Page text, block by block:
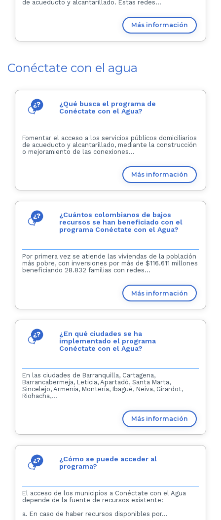
de acueducto y alcantarillado. Estas redes...
Más información
Conéctate con el agua
¿Qué busca el programa de
Conéctate con el Agua?
Fomentar el acceso a los servicios públicos domiciliarios
de acueducto y alcantarillado, mediante la construcción
o mejoramiento de las conexiones...
Más información
¿Cuántos colombianos de bajos
recursos se han beneficiado con el
programa Conéctate con el Agua?
Por primera vez se atiende las viviendas de la población
más pobre, con inversiones por más de $116.611 millones
beneficiando 28.832 familias con redes...
Más información
¿En qué ciudades se ha
implementado el programa
Conéctate con el Agua?
En las ciudades de Barranquilla, Cartagena,
Barrancabermeja, Leticia, Apartadó, Santa Marta,
Sincelejo, Armenia, Montería, Ibagué, Neiva, Girardot,
Riohacha,...
Más información
¿Cómo se puede acceder al
programa?
El acceso de los municipios a Conéctate con el Agua
depende de la fuente de recursos existente:
a. En caso de haber recursos disponibles por...